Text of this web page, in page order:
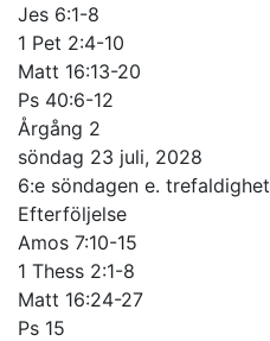
Jes 6:1-8
1 Pet 2:4-10
Matt 16:13-20
Ps 40:6-12
Årgång 2
söndag 23 juli, 2028
6:e söndagen e. trefaldighet
Efterföljelse
Amos 7:10-15
1 Thess 2:1-8
Matt 16:24-27
Ps 15